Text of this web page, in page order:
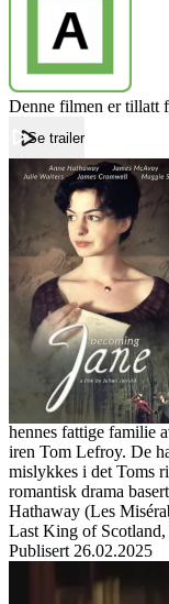
Denne filmen er tillatt
Se trailer
ForsideBecoming Jane
Becoming
Film
Forfatter:
Leverandør:
Norgesfilm AS
Lisens:
Jane Austen er 22 år
mennene i hele
hennes fattige familie
iren Tom Lefroy. De
mislykkes i det Toms
romantisk drama
Hathaway (Les
Last King of
Publisert 26.02.2025